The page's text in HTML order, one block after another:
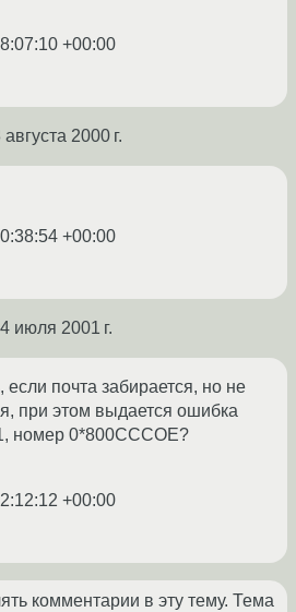
+00:00
августа 2000 г.
+00:00
июля 2001 г.
если почта забирается, но не
при этом выдается ошибка
номер 0*800СССОЕ?
+00:00
комментарии в эту тему. Тема